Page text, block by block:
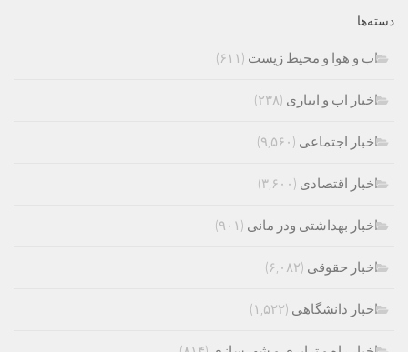
دسته‌ها
اب و هوا و محیط زیست (۶۱۱)
اخبار اب و ابیاری (۲۳۸)
اخبار اجتماعی (۹,۵۶۰)
اخبار اقتصادی (۳,۶۰۰)
اخبار بهداشتی ودر مانی (۹۰۱)
اخبار حقوقی (۶,۰۸۲)
اخبار دانشگاهی (۱,۵۲۲)